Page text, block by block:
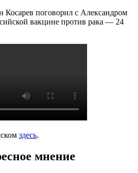
Косарев поговорил с Александром
вакцине против рака — 24
здесь.
мнение